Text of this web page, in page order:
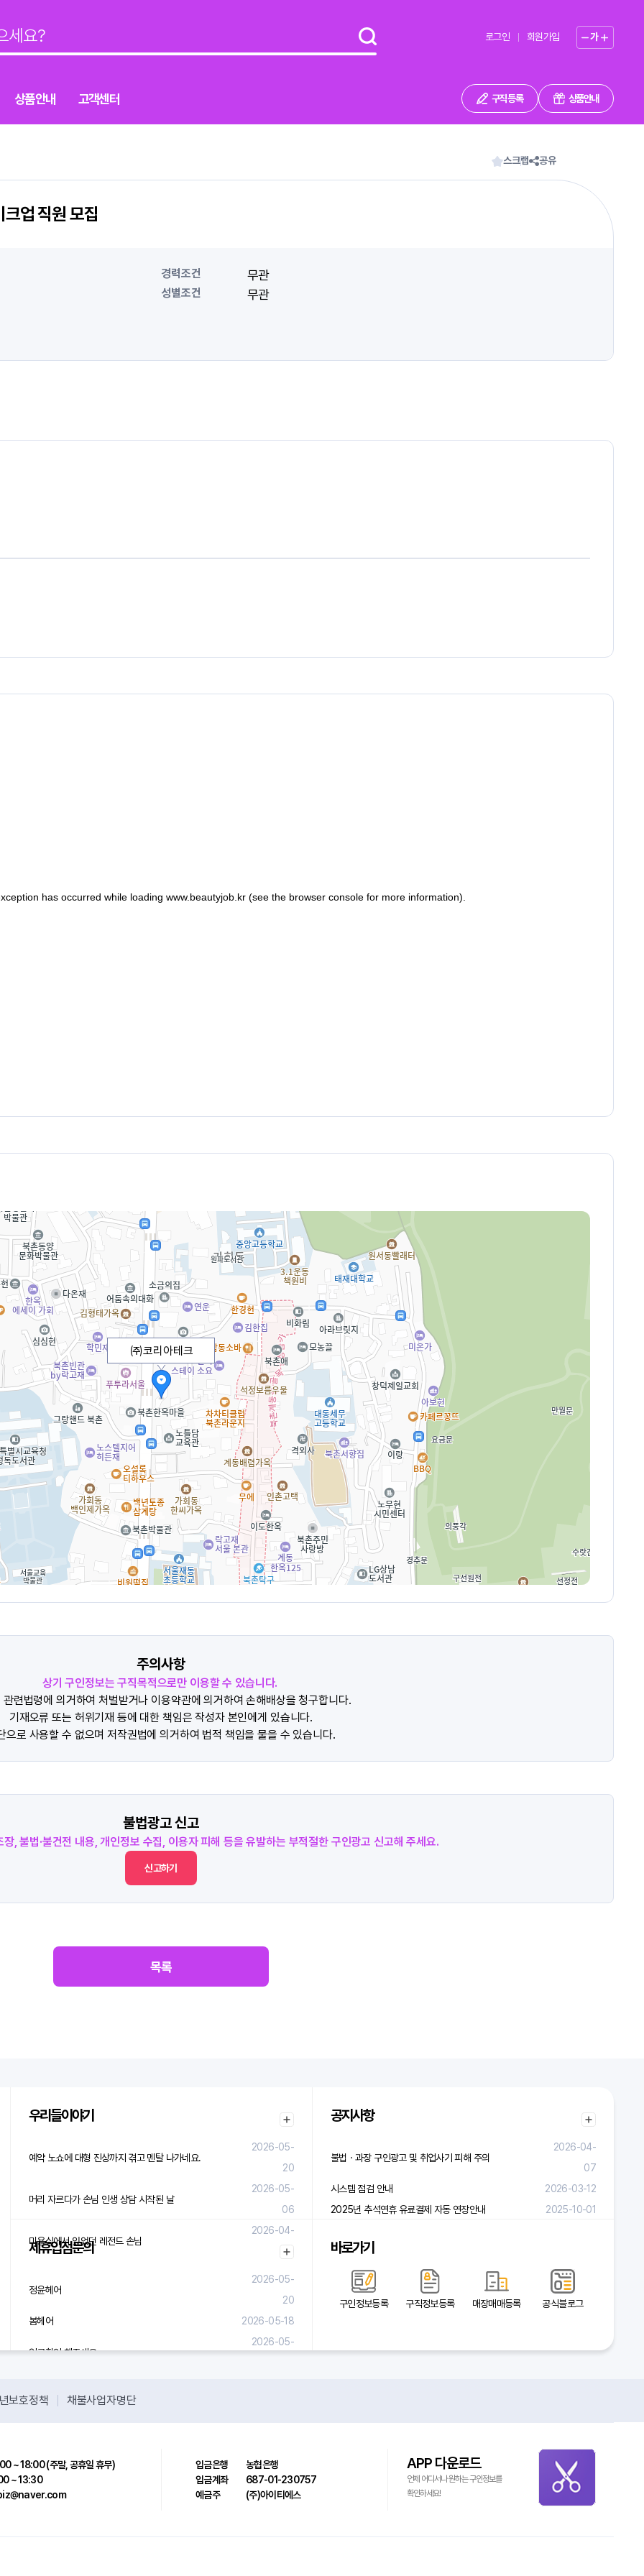
로그인 회원가입 가
상품안내 고객센터 구직 등록 상품안내
스크랩 공유
업 직원 모집
경력조건 무관
성별조건 무관
㈜코리아테크
주의사항
상기 구인정보는 구직목적으로만 이용할 수 있습니다.
관련법령에 의거하여 처벌받거나 이용약관에 의거하여 손해배상을 청구합니다.
기재오류 또는 허위기재 등에 대한 책임은 작성자 본인에게 있습니다.
으로 사용할 수 없으며 저작권법에 의거하여 법적 책임을 물을 수 있습니다.
불법광고 신고
장, 불법·불건전 내용, 개인정보 수집, 이용자 피해 등을 유발하는 부적절한 구인광고 신고해 주세요.
신고하기
목록
우리들이야기
예약 노쇼에 대형 진상까지 겪고 멘탈 나가네요.
2026-05-
20
머리 자르다가 손님 인생 상담 시작된 날
2026-05-
06
미용실에서 있었던 레전드 손님
2026-04-
29
제휴입점문의
정윤헤어
2026-05-
20
봄헤어
2026-05-18
입금확인 해주세요.
2026-05-
공지사항
불법ㆍ과장 구인광고 및 취업사기 피해 주의
2026-04-
07
시스템 점검 안내
2026-03-12
2025년 추석연휴 유료결제 자동 연장안내
2025-10-01
바로가기
구인정보등록 구직정보등록 매장매매등록 공식블로그
보호정책 채불사업자명단
~ 18:00 (주말, 공휴일 휴무)
~ 13:30
입금은행
농협은행
입금계좌
687-01-230757
예금주
(주)아이티에스
APP 다운로드
언제 어디서나 원하는 구인정보를
확인하세요!